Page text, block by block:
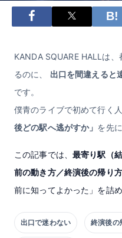
KANDA SQUARE HALLは
るのに、 出口を間違えると
です。
僕青のライブで初めて行く人
後どの駅へ逃がすか」 を先
この記事では、 最寄り駅（
前の動き方／終演後の帰り
前に知ってよかった」を詰め
出口で迷わない 終演後の